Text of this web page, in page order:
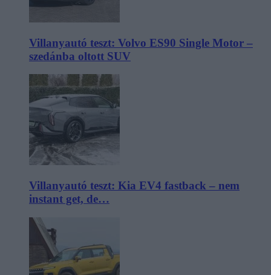
Villanyautó teszt: Volvo ES90 Single Motor –
szedánba oltott SUV
Villanyautó teszt: Kia EV4 fastback – nem
instant get, de…